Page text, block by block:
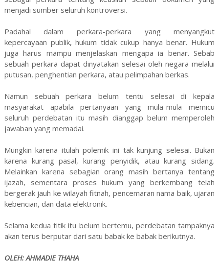
menjadi sumber seluruh kontroversi.
Padahal dalam perkara-perkara yang menyangkut
kepercayaan publik, hukum tidak cukup hanya benar. Hukum
juga harus mampu menjelaskan mengapa ia benar. Sebab
sebuah perkara dapat dinyatakan selesai oleh negara melalui
putusan, penghentian perkara, atau pelimpahan berkas.
Namun sebuah perkara belum tentu selesai di kepala
masyarakat apabila pertanyaan yang mula-mula memicu
seluruh perdebatan itu masih dianggap belum memperoleh
jawaban yang memadai.
Mungkin karena itulah polemik ini tak kunjung selesai. Bukan
karena kurang pasal, kurang penyidik, atau kurang sidang.
Melainkan karena sebagian orang masih bertanya tentang
ijazah, sementara proses hukum yang berkembang telah
bergerak jauh ke wilayah fitnah, pencemaran nama baik, ujaran
kebencian, dan data elektronik.
Selama kedua titik itu belum bertemu, perdebatan tampaknya
akan terus berputar dari satu babak ke babak berikutnya.
OLEH: AHMADIE THAHA